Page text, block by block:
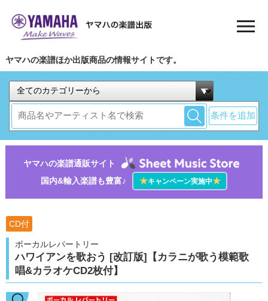
ヤマハの楽譜ほか出版商品の情報サイトです。
条件を追加
ヤマハの楽譜通販サイト
国内&輸入楽譜も豊富♪
★キャンペーン実施中★
CD付
ボーカルレパートリー
ハワイアンを歌おう [改訂版]【カラニが歌う模範歌
唱&カラオケCD2枚付】